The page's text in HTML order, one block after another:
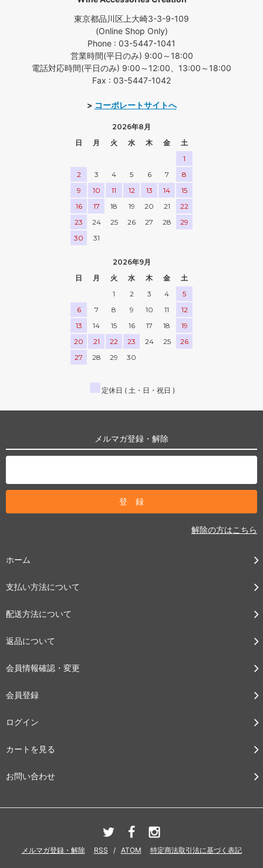
東京都品川区上大崎3-3-9-109
(Online Shop Only)
Phone : 03-5447-1041
営業時間(平日のみ) 9:00～18:00
電話対応時間(平日のみ) 9:00～12:00、13:00～18:00
Fax : 03-5447-1042
> コーポレートサイトへ
2026年8月
日
月 火 水 木 金
土
1
2
3 4 5 6 7
8
9
10 11 12 13 14
15
16
17 18 19 20 21
22
23
24 25 26 27 28
29
30
31
2026年9月
日
月 火 水 木 金
土
1
2 3 4
5
6
7 8 9 10 11
12
13
14 15 16 17 18
19
20
21 22 23 24 25
26
27
28 29 30
■ 定休日 ( 土・日・祝日 )
メルマガ登録・解除
解除の方はこちら
ホーム
支払い方法について
配送方法について
返品について
会員情報確認・変更
会員登録
ログイン
カートを見る
お問い合わせ
メルマガ登録・解除 RSS / ATOM 特定商法取引法に基づく表記